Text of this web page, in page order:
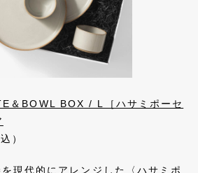
＆BOWL BOX / L［ハサミポーセ
）
現代的にアレンジした〈ハサミポ